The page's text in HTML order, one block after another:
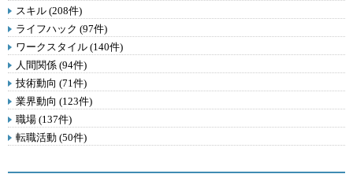
スキル (208件)
ライフハック (97件)
ワークスタイル (140件)
人間関係 (94件)
技術動向 (71件)
業界動向 (123件)
職場 (137件)
転職活動 (50件)